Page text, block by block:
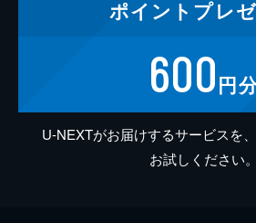
ポイント プレ
600円
U-NEXTがお届けするサービスを
お試しください。